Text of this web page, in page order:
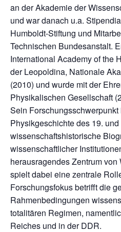
an der Akademie der
und war danach u.a.
Humboldt-Stiftung und
Technischen Bundesanstalt.
International Academy of the
der Leopoldina, Nationale
(2010) und wurde mit der
Physikalischen Gesellschaft
Sein
Physikgeschichte des 19.
wissenschaftshistorische
wissenschaftlicher
herausragendes Zentrum
spielt dabei eine zentrale
Forschungsfokus betrifft die
Rahmenbedingungen
totalitären Regimen,
Reiches und in der DDR.